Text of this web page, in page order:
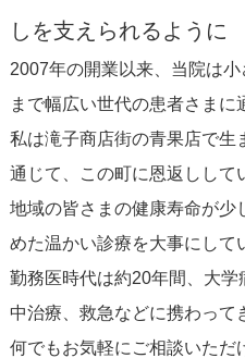
しを支えられるように
2007年の開業以来、当院は
まで幅広い世代の患者さまに
私は滝子商店街の青果店で生
通じて、この町に恩返しして
地域の皆さまの健康寿命が少
めた温かい診療を大事にして
勤務医時代は約20年間、大
中治療、救急などに携わって
何でもお気軽にご相談いただ